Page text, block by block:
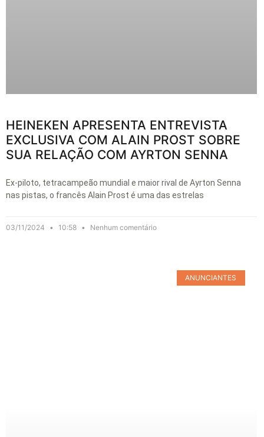
HEINEKEN APRESENTA ENTREVISTA
EXCLUSIVA COM ALAIN PROST SOBRE
SUA RELAÇÃO COM AYRTON SENNA
Ex-piloto, tetracampeão mundial e maior rival de Ayrton Senna
nas pistas, o francês Alain Prost é uma das estrelas
03/11/2024 10:58 Nenhum comentário
ANUNCIANTES